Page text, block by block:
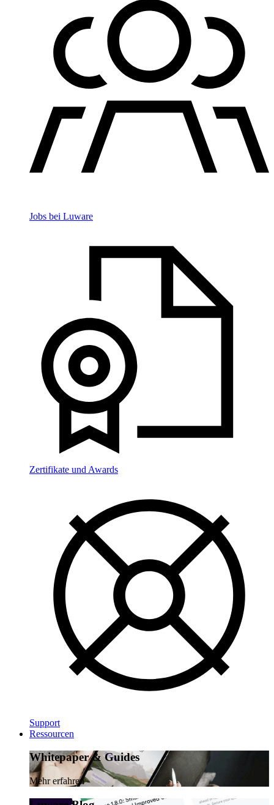
Jobs bei Luware
Zertifikate und Awards
Support
Ressourcen
Whitepaper & Guides
Mehr erfahren